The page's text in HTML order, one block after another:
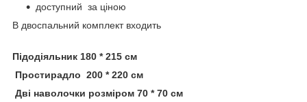
доступний за ціною
В двоспальний комплект входить
Підодіяльник 180 * 215 см
Простирадло 200 * 220 см
Дві наволочки розміром 70 * 70 см